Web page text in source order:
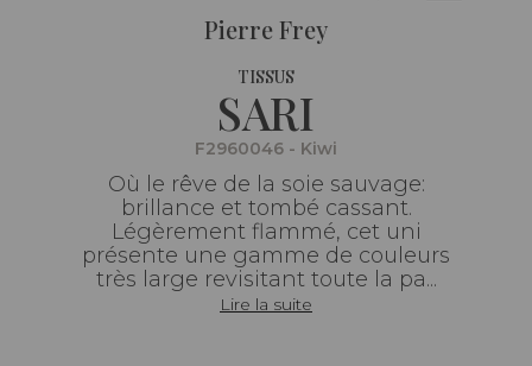
Pierre Frey
TISSUS
SARI
F2960046 - Kiwi
Où le rêve de la soie sauvage:
brillance et tombé cassant.
Légèrement flammé, cet uni
présente une gamme de couleurs
très large revisitant toute la pa...
Lire la suite